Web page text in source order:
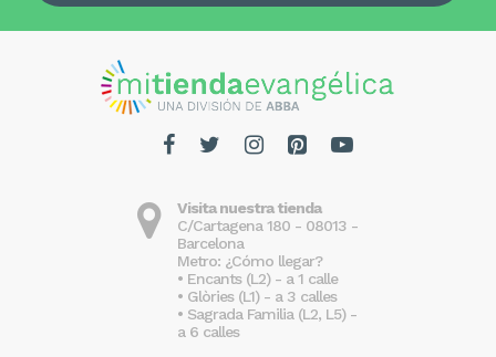
Visita nuestra tienda
C/Cartagena 180 - 08013 -
Barcelona
Metro: ¿Cómo llegar?
• Encants (L2) - a 1 calle
• Glòries (L1) - a 3 calles
• Sagrada Familia (L2, L5) -
a 6 calles